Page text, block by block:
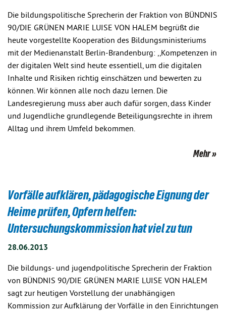
Die bildungspolitische Sprecherin der Fraktion von BÜNDNIS
90/DIE GRÜNEN MARIE LUISE VON HALEM begrüßt die
heute vorgestellte Kooperation des Bildungsministeriums
mit der Medienanstalt Berlin-Brandenburg: ,,Kompetenzen in
der digitalen Welt sind heute essentiell, um die digitalen
Inhalte und Risiken richtig einschätzen und bewerten zu
können. Wir können alle noch dazu lernen. Die
Landesregierung muss aber auch dafür sorgen, dass Kinder
und Jugendliche grundlegende Beteiligungsrechte in ihrem
Alltag und ihrem Umfeld bekommen.
Mehr
Vorfälle aufklären, pädagogische Eignung der
Heime prüfen, Opfern helfen:
Untersuchungskommission hat viel zu tun
28.06.2013
Die bildungs- und jugendpolitische Sprecherin der Fraktion
von BÜNDNIS 90/DIE GRÜNEN MARIE LUISE VON HALEM
sagt zur heutigen Vorstellung der unabhängigen
Kommission zur Aufklärung der Vorfälle in den Einrichtungen